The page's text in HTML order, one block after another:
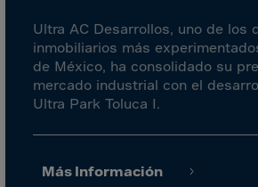
French Guiana
French S.Territ
Gabon
Ultra AC Desarrollos, uno de los
inmobiliarios más
de México, ha consolidado su
mercado industrial con el
Ultra Park Toluca I.
Más Información